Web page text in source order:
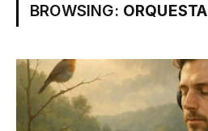
BROWSING: ORQUESTA